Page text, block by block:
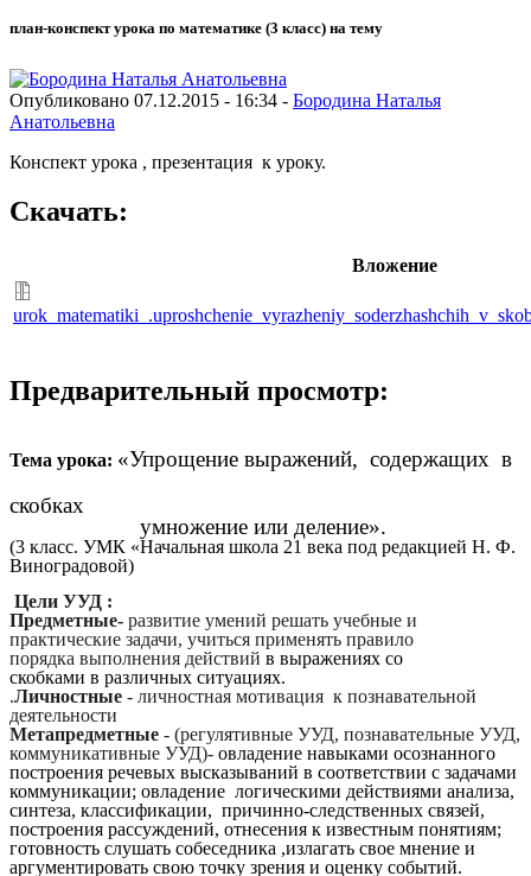
план-конспект урока по математике (3 класс) на тему
Опубликовано 07.12.2015 - 16:34 - Бородина Наталья
Анатольевна
Конспект урока , презентация к уроку.
Скачать:
Вложение
Предварительный просмотр:
Тема урока: «Упрощение выражений, содержащих в
скобках
умножение или деление».
(3 класс. УМК «Начальная школа 21 века под редакцией Н. Ф.
Виноградовой)
Цели УУД :
Предметные- развитие умений решать учебные и
практические задачи, учиться применять правило
порядка выполнения действий в выражениях со
скобками в различных ситуациях.
.Личностные - личностная мотивация к познавательной
деятельности
Метапредметные - (регулятивные УУД, познавательные УУД,
коммуникативные УУД)- овладение навыками осознанного
построения речевых высказываний в соответствии с задачами
коммуникации; овладение логическими действиями анализа,
синтеза, классификации, причинно-следственных связей,
построения рассуждений, отнесения к известным понятиям;
готовность слушать собеседника ,излагать свое мнение и
аргументировать свою точку зрения и оценку событий.